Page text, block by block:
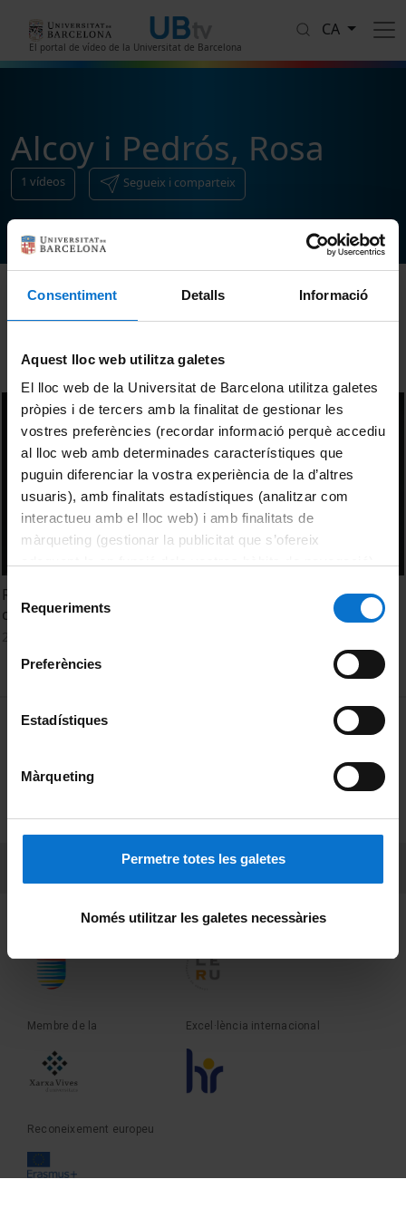
Consentiment Detalls Informació
Aquest lloc web utilitza galetes
El lloc web de la Universitat de Barcelona utilitza galetes
pròpies i de tercers amb la finalitat de gestionar les
vostres preferències (recordar informació perquè accediu
al lloc web amb determinades característiques que
puguin diferenciar la vostra experiència de la d’altres
usuaris), amb finalitats estadístiques (analitzar com
interactueu amb el lloc web) i amb finalitats de
màrqueting (gestionar la publicitat que s’ofereix
consultar laPolítica de galetes del lloc web de la
Selecció
de Requeriments
Preferències
Estadístiques
Màrqueting
Permetre totes les galetes
Només utilitzar les galetes necessàries
El portal de vídeo de la Universitat de Barcelona
CA
Alcoy i Pedrós, Rosa
1 vídeos Segueix i comparteix
Ordenar
Rosa Alcoy: Tenir gust per fer negoci: reflexions sobre la
circulació, exportació i migracions de l’art català medieval
MENÚ PEU 1
Privadesa i termes
Sobre UBtv
Fundadora de la Membre de la
Membre de la Excel·lència internacional
Reconeixement europeu